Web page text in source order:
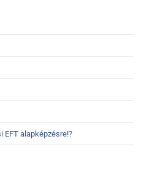
EFT alapképzésre!?